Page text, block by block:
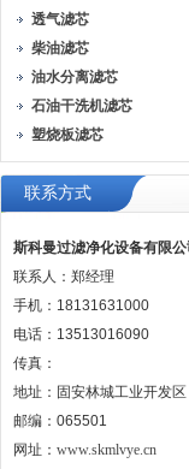
透气滤芯
柴油滤芯
油水分离滤芯
石油干洗机滤芯
塑烧板滤芯
联系方式
斯科曼过滤净化设备有限公
联系人：郑经理
手机：18131631000
电话：13513016090
传真：
地址：固安林城工业开发区
邮编：065501
网址： www.skmlvye.cn